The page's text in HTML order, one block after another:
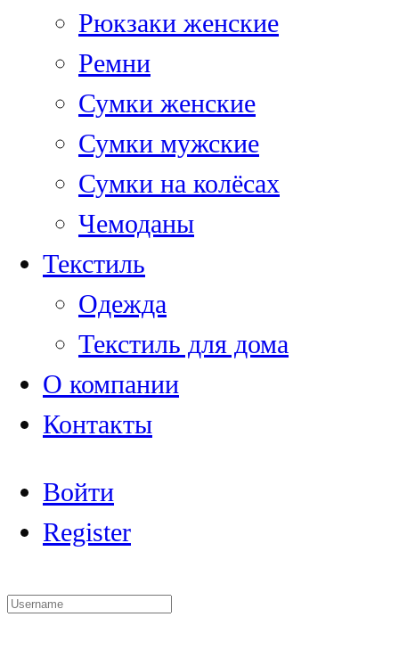
Рюкзаки женские
Ремни
Сумки женские
Сумки мужские
Сумки на колёсах
Чемоданы
Текстиль
Одежда
Текстиль для дома
О компании
Контакты
Войти
Register